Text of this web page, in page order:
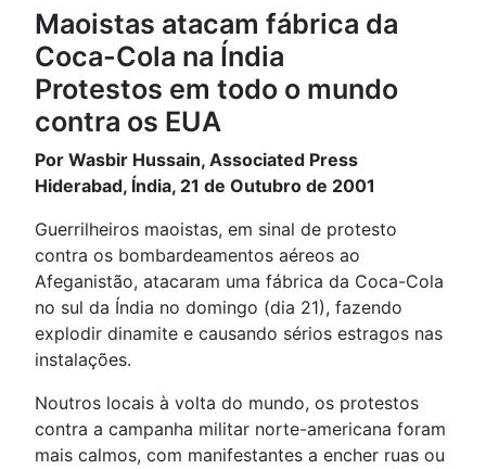
Maoistas atacam fábrica da
Coca-Cola na Índia
Protestos em todo o mundo
contra os EUA
Por Wasbir Hussain, Associated Press
Hiderabad, Índia, 21 de Outubro de 2001
Guerrilheiros maoistas, em sinal de protesto
contra os bombardeamentos aéreos ao
Afeganistão, atacaram uma fábrica da Coca-Cola
no sul da Índia no domingo (dia 21), fazendo
explodir dinamite e causando sérios estragos nas
instalações.
Noutros locais à volta do mundo, os protestos
contra a campanha militar norte-americana foram
mais calmos, com manifestantes a encher ruas ou